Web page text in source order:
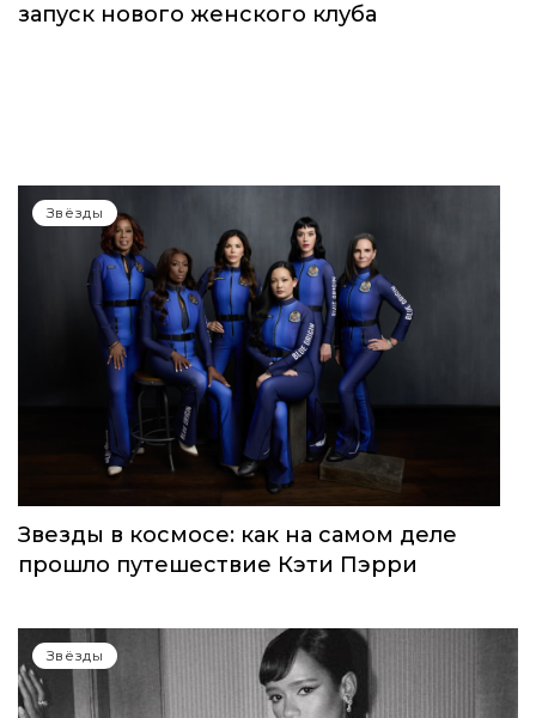
запуск нового женского клуба
Звёзды
Звезды в космосе: как на самом деле
прошло путешествие Кэти Пэрри
Звёзды